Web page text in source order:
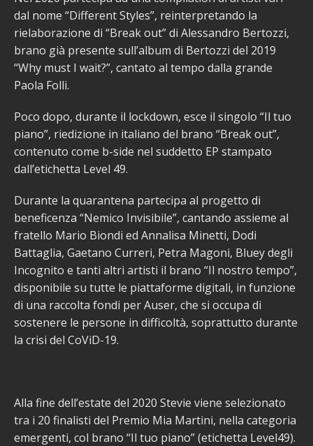
dal nome “Different Styles”, reinterpretando la
rielaborazione di “Break out” di Alessandro Bertozzi,
brano già presente sull’album di Bertozzi del 2019
“Why must I wait?”, cantato al tempo dalla grande
Paola Folli.
Poco dopo, durante il lockdown, esce il singolo “Il tuo
piano”, riedizione in italiano del brano “Break out”,
contenuto come b-side nel suddetto EP stampato
dall’etichetta Level 49.
Durante la quarantena partecipa al progetto di
beneficenza “Nemico Invisibile”, cantando assieme al
fratello Mario Biondi ed Annalisa Minetti, Dodi
Battaglia, Gaetano Curreri, Petra Magoni, Bluey degli
Incognito e tanti altri artisti il brano “Il nostro tempo”,
disponibile su tutte le piattaforme digitali, in funzione
di una raccolta fondi per Auser, che si occupa di
sostenere le persone in difficoltà, soprattutto durante
la crisi del CoViD-19.
Alla fine dell’estate del 2020 Stevie viene selezionato
tra i 20 finalisti del Premio Mia Martini, nella categoria
emergenti, col brano “Il tuo piano” (etichetta Level49).